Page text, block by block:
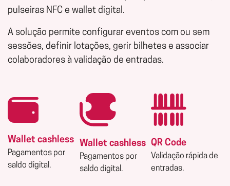
pulseiras NFC e wallet digital.
A solução permite configurar eventos com ou sem
sessões, definir lotações, gerir bilhetes e associar
colaboradores à validação de entradas.
Wallet cashless
Pagamentos por
saldo digital.
Wallet cashless
Pagamentos por
saldo digital.
QR Code
Validação rápida de
entradas.